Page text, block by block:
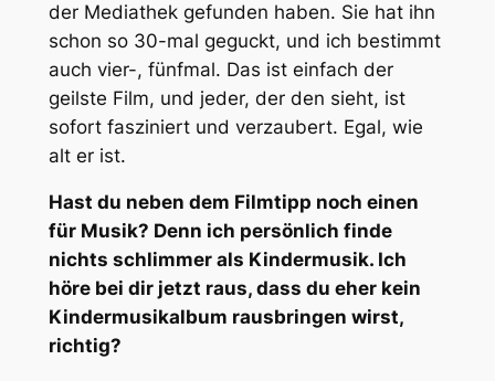
der Mediathek gefunden haben. Sie hat ihn
schon so 30-mal geguckt, und ich bestimmt
auch vier-, fünfmal. Das ist einfach der
geilste Film, und jeder, der den sieht, ist
sofort fasziniert und verzaubert. Egal, wie
alt er ist.
Hast du neben dem Filmtipp noch einen
für Musik? Denn ich persönlich finde
nichts schlimmer als Kindermusik. Ich
höre bei dir jetzt raus, dass du eher kein
Kindermusikalbum rausbringen wirst,
richtig?